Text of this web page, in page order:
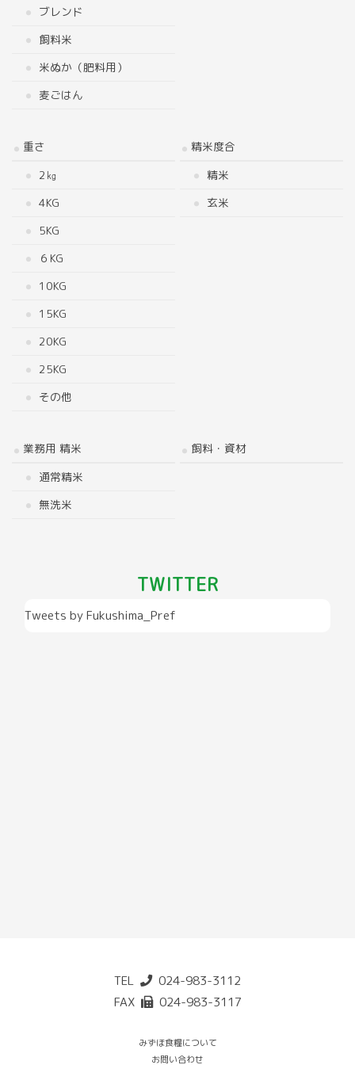
ブレンド
飼料米
米ぬか（肥料用）
麦ごはん
重さ
2㎏
4KG
5KG
６KG
10KG
15KG
20KG
25KG
その他
精米度合
精米
玄米
業務用 精米
通常精米
無洗米
飼料・資材
TWITTER
Tweets by Fukushima_Pref
TEL
024-983-3112
FAX
024-983-3117
みずほ食糧について
お問い合わせ